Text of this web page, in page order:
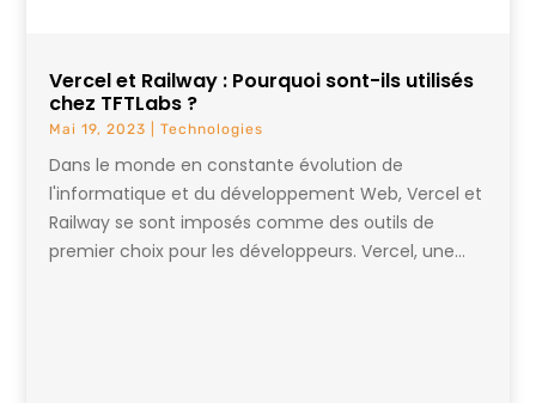
Vercel et Railway : Pourquoi sont-ils utilisés
chez TFTLabs ?
Mai 19, 2023 |Technologies
Dans le monde en constante évolution de
l'informatique et du développement Web, Vercel et
Railway se sont imposés comme des outils de
premier choix pour les développeurs. Vercel, une...